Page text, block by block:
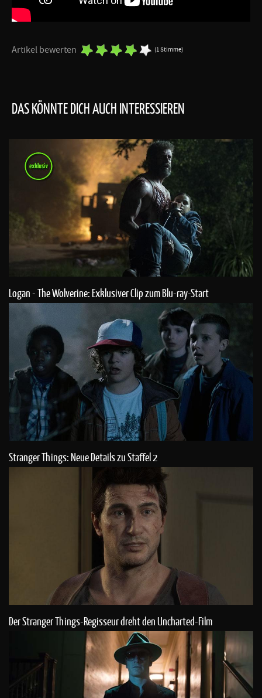
Artikel bewerten (1 Stimme)
DAS KÖNNTE DICH AUCH INTERESSIEREN
Logan - The Wolverine: Exklusiver Clip zum Blu-ray-Start
Stranger Things: Neue Details zu Staffel 2
Der Stranger Things-Regisseur dreht den Uncharted-Film